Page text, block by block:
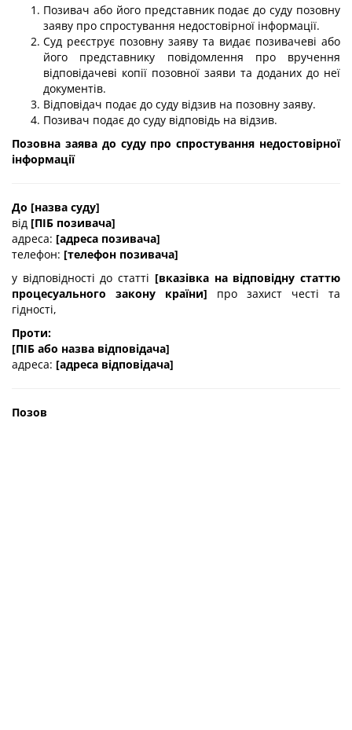
Позивач або його представник подає до суду позовну
заяву про спростування недостовірної інформації.
Суд реєструє позовну заяву та видає позивачеві або
його представнику повідомлення про вручення
відповідачеві копії позовної заяви та доданих до неї
документів.
Відповідач подає до суду відзив на позовну заяву.
Позивач подає до суду відповідь на відзив.
Позовна заява до суду про спростування недостовірної
інформації
До [назва суду]
від [ПІБ позивача]
адреса: [адреса позивача]
телефон: [телефон позивача]
у відповідності до статті [вказівка на відповідну статтю
процесуального закону країни] про захист честі та
гідності,
Проти:
[ПІБ або назва відповідача]
адреса: [адреса відповідача]
Позов